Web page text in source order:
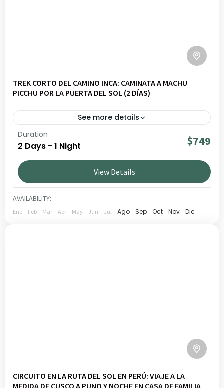
TREK CORTO DEL CAMINO INCA: CAMINATA A MACHU
PICCHU POR LA PUERTA DEL SOL (2 DÍAS)
See more details
Embárquese en el Camino Inca corto de 2 días hacia
Machu Picchu. Una caminata excepcional entre sitios
incas, selva andina y panoramas espectaculares, con la
llegada mítica por la Puerta del Sol (Inti Punku) antes de
la visita a la famosa ciudadela.
MACHU PICCHU
MEDIO
1 PERSON
Duration
2 Days - 1 Night $749
View Details
AVAILABILITY:
Ene Feb Mar Abr May Jun Jul Ago Sep Oct Nov Dic
CIRCUITO EN LA RUTA DEL SOL EN PERÚ: VIAJE A LA